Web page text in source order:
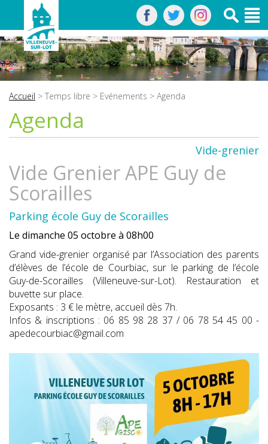
Accueil > Temps libre > Evénements > Agenda
Agenda
Vide-grenier
Vide Grenier APE Guy de
Scorailles
Parking école Guy de Scorailles
Le dimanche 05 octobre à 08h00
Grand vide-grenier organisé par l’Association des parents
d’élèves de l’école de Courbiac, sur le parking de l’école
Guy-de-Scorailles (Villeneuve-sur-Lot). Restauration et
buvette sur place.
Exposants : 3 € le mètre, accueil dès 7h.
Infos & inscriptions : 06 85 98 28 37 / 06 78 54 45 00 -
apedecourbiac@gmail.com